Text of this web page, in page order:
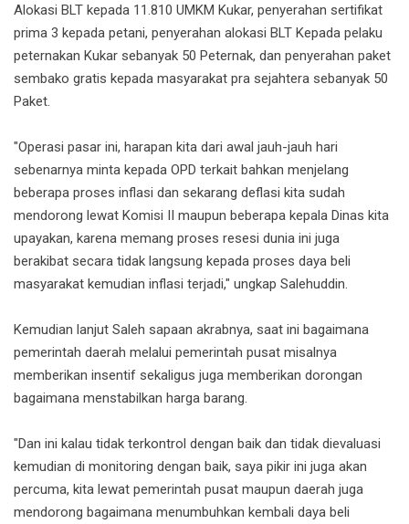
Alokasi BLT kepada 11.810 UMKM Kukar, penyerahan sertifikat
prima 3 kepada petani, penyerahan alokasi BLT Kepada pelaku
peternakan Kukar sebanyak 50 Peternak, dan penyerahan paket
sembako gratis kepada masyarakat pra sejahtera sebanyak 50
Paket.
"Operasi pasar ini, harapan kita dari awal jauh-jauh hari
sebenarnya minta kepada OPD terkait bahkan menjelang
beberapa proses inflasi dan sekarang deflasi kita sudah
mendorong lewat Komisi II maupun beberapa kepala Dinas kita
upayakan, karena memang proses resesi dunia ini juga
berakibat secara tidak langsung kepada proses daya beli
masyarakat kemudian inflasi terjadi," ungkap Salehuddin.
Kemudian lanjut Saleh sapaan akrabnya, saat ini bagaimana
pemerintah daerah melalui pemerintah pusat misalnya
memberikan insentif sekaligus juga memberikan dorongan
bagaimana menstabilkan harga barang.
"Dan ini kalau tidak terkontrol dengan baik dan tidak dievaluasi
kemudian di monitoring dengan baik, saya pikir ini juga akan
percuma, kita lewat pemerintah pusat maupun daerah juga
mendorong bagaimana menumbuhkan kembali daya beli